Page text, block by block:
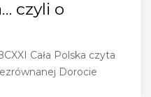
czyli o
Cała Polska czyta
Dorocie